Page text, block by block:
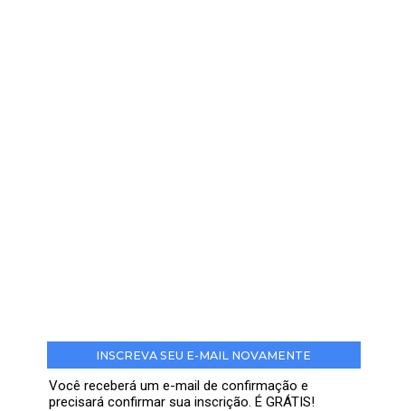
INSCREVA SEU E-MAIL NOVAMENTE
Você receberá um e-mail de confirmação e
precisará confirmar sua inscrição. É GRÁTIS!